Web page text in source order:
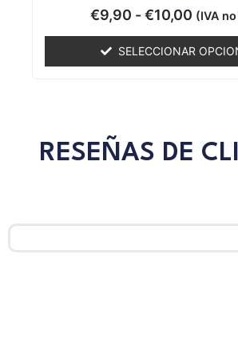
Valorado
con
5
€9,90 -€10,00 (IVA
SELECCIONAR
RESEÑAS DE